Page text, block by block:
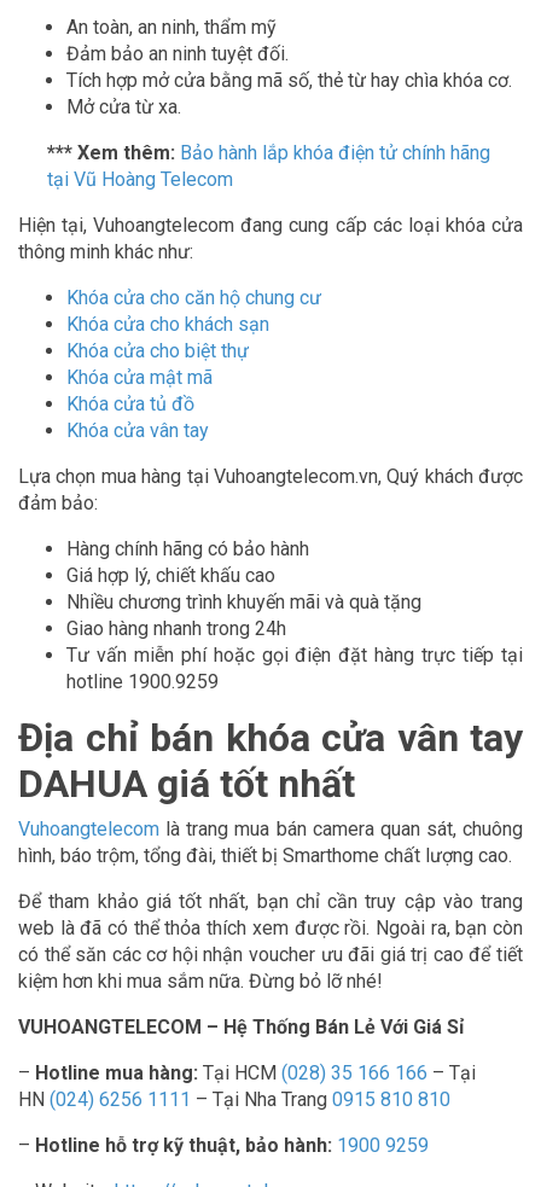
An toàn, an ninh, thẩm mỹ
Đảm bảo an ninh tuyệt đối.
Tích hợp mở cửa bằng mã số, thẻ từ hay chìa khóa cơ.
Mở cửa từ xa.
*** Xem thêm: Bảo hành lắp khóa điện tử chính hãng
tại Vũ Hoàng Telecom
Hiện tại, Vuhoangtelecom đang cung cấp các loại khóa cửa
thông minh khác như:
Khóa cửa cho căn hộ chung cư
Khóa cửa cho khách sạn
Khóa cửa cho biệt thự
Khóa cửa mật mã
Khóa cửa tủ đồ
Khóa cửa vân tay
Lựa chọn mua hàng tại Vuhoangtelecom.vn, Quý khách được
đảm bảo:
Hàng chính hãng có bảo hành
Giá hợp lý, chiết khấu cao
Nhiều chương trình khuyến mãi và quà tặng
Giao hàng nhanh trong 24h
Tư vấn miễn phí hoặc gọi điện đặt hàng trực tiếp tại
hotline 1900.9259
Địa chỉ bán khóa cửa vân tay
DAHUA giá tốt nhất
Vuhoangtelecom là trang mua bán camera quan sát, chuông
hình, báo trộm, tổng đài, thiết bị Smarthome chất lượng cao.
Để tham khảo giá tốt nhất, bạn chỉ cần truy cập vào trang
web là đã có thể thỏa thích xem được rồi. Ngoài ra, bạn còn
có thể săn các cơ hội nhận voucher ưu đãi giá trị cao để tiết
kiệm hơn khi mua sắm nữa. Đừng bỏ lỡ nhé!
VUHOANGTELECOM – Hệ Thống Bán Lẻ Với Giá Sỉ
– Hotline mua hàng: Tại HCM (028) 35 166 166 – Tại
HN (024) 6256 1111 – Tại Nha Trang 0915 810 810
– Hotline hỗ trợ kỹ thuật, bảo hành: 1900 9259